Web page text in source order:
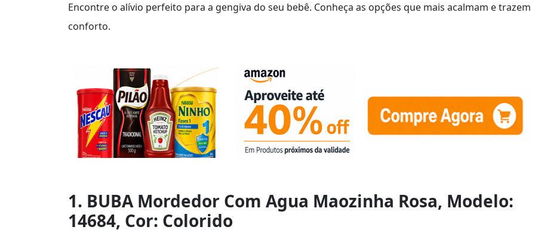
Encontre o alívio perfeito para a gengiva do seu bebê. Conheça as opções que mais acalmam e trazem
conforto.
1. BUBA Mordedor Com Agua Maozinha Rosa, Modelo:
14684, Cor: Colorido